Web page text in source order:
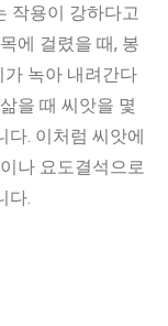
작용이 강하다고
에 걸렸을 때, 봉
녹아 내려간다
을 때 씨앗을 몇
다. 이처럼 씨앗에
나 요도결석으로
다.